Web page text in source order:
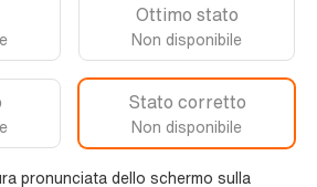
Ottimo stato
Non disponibile
Stato corretto
Non disponibile
pronunciata dello schermo sulla